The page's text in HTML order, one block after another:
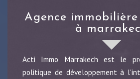
agence immobilière acti immo
à
Acti Immo Marrakech est le
politique de développement à